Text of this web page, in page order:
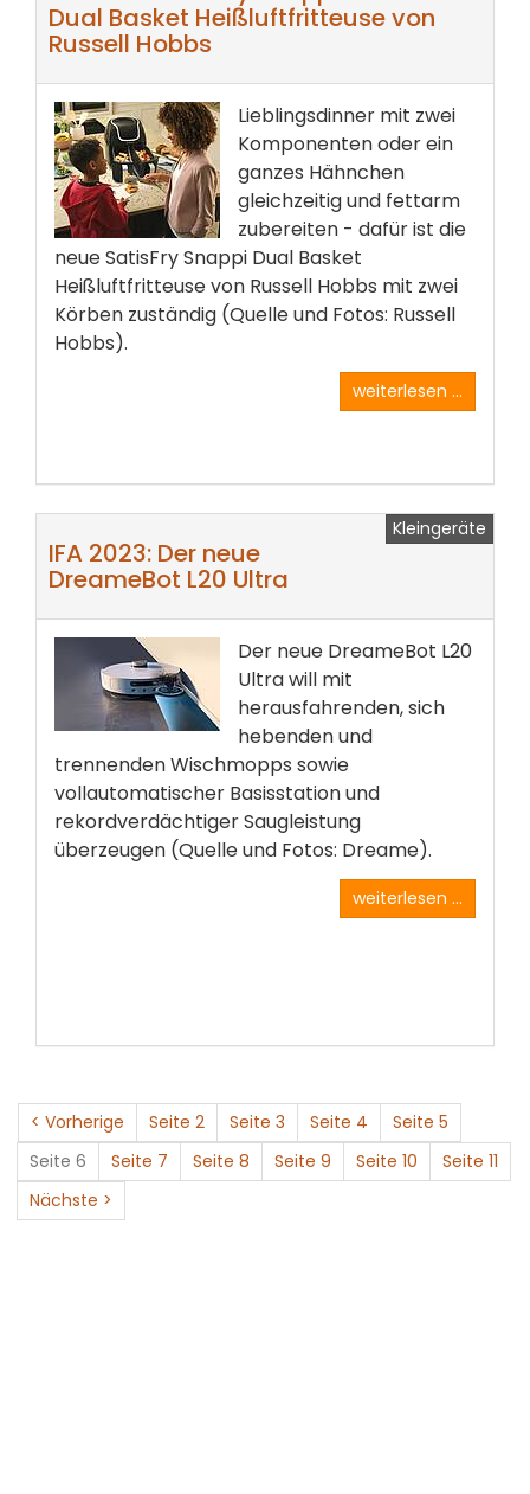
Dual Basket Heißluftfritteuse von
Russell Hobbs
Lieblingsdinner mit zwei
Komponenten oder ein
ganzes Hähnchen
gleichzeitig und fettarm
zubereiten - dafür ist die
neue SatisFry Snappi Dual Basket
Heißluftfritteuse von Russell Hobbs mit zwei
Körben zuständig (Quelle und Fotos: Russell
Hobbs).
weiterlesen ...
Kleingeräte
IFA 2023: Der neue
DreameBot L20 Ultra
Der neue DreameBot L20
Ultra will mit
herausfahrenden, sich
hebenden und
trennenden Wischmopps sowie
vollautomatischer Basisstation und
rekordverdächtiger Saugleistung
überzeugen (Quelle und Fotos: Dreame).
weiterlesen ...
< Vorherige Seite 2 Seite 3 Seite 4
Seite 5
Seite 6
Seite 7 Seite 8 Seite 9 Seite 10
Seite 11
Nächste >